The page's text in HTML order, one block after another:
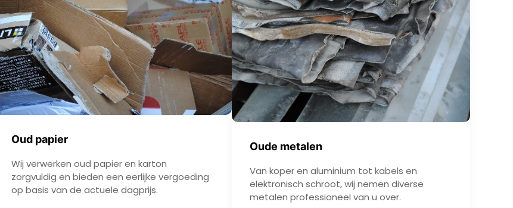
Oud papier
Wij verwerken oud papier en karton
zorgvuldig en bieden een eerlijke vergoeding
op basis van de actuele dagprijs.
Oude metalen
Van koper en aluminium tot kabels en
elektronisch schroot, wij nemen diverse
metalen professioneel van u over.